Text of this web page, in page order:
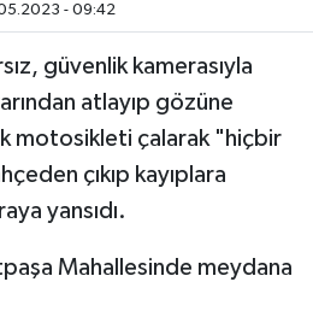
- 09:42
güvenlik kamerasıyla
atlayıp gözüne
motosikleti çalarak "hiçbir
çıkıp kayıplara
yansıdı.
Mahallesinde meydana